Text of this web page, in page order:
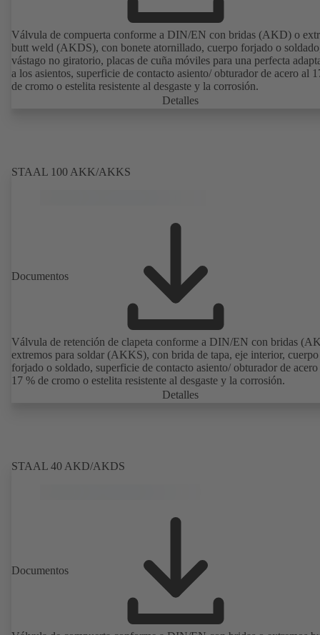
Válvula de compuerta conforme a DIN/EN con bridas (AKD) o
butt weld (AKDS), con bonete atornillado, cuerpo forjado o
vástago no giratorio, placas de cuña móviles para una perfecta
a los asientos, superficie de contacto asiento/ obturador de acero al
de cromo o estelita resistente al desgaste y la corrosión.
Detalles
STAAL 100 AKK/AKKS
Documentos
Válvula de retención de clapeta conforme a DIN/EN con bridas
extremos para soldar (AKKS), con brida de tapa, eje interior, cuerpo
forjado o soldado, superficie de contacto asiento/ obturador de acero
17 % de cromo o estelita resistente al desgaste y la corrosión.
Detalles
STAAL 40 AKD/AKDS
Documentos